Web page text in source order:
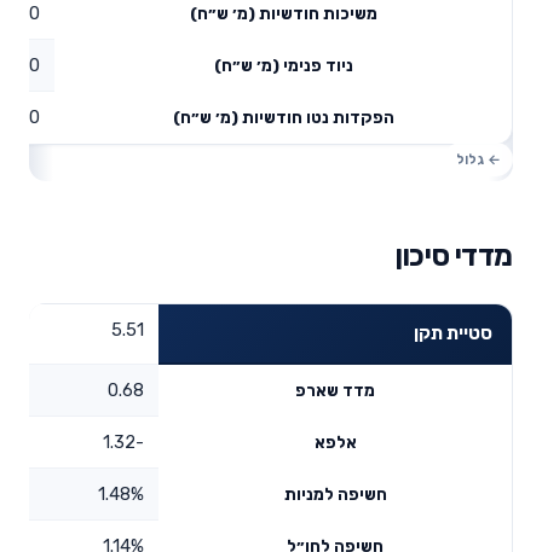
משיכות חודשיות (מ׳ ש״ח) 0
ניוד פנימי (מ׳ ש״ח) 0
הפקדות נטו חודשיות (מ׳ ש״ח) 0
מדדי סיכון
סטיית תקן 5.51
מדד שארפ 0.68
אלפא -1.32
חשיפה למניות 1.48%
חשיפה לחו״ל 1.14%